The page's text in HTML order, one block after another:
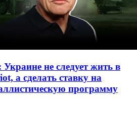
не следует жить в
а сделать ставку на
программу